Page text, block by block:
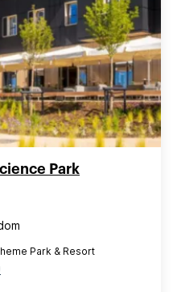
Park
Park & Resort